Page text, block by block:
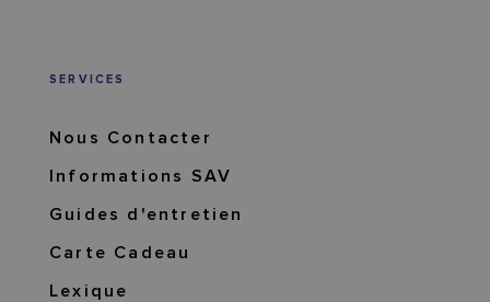
SERVICES
Nous Contacter
Informations SAV
Guides d'entretien
Carte Cadeau
Lexique